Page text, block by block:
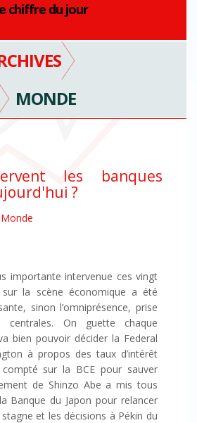
chiffre du jour
MONDE
les banques
?
Monde
importante intervenue ces vingt
sur la scène économique a été
sinon l’omniprésence, prise
centrales. On guette chaque
bien pouvoir décider la Federal
à propos des taux d’intérêt
sur la BCE pour sauver
de Shinzo Abe a mis tous
Banque du Japon pour relancer
et les décisions à Pékin du